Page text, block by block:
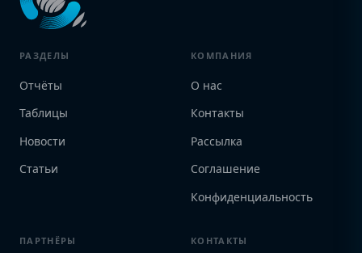
РАЗДЕЛЫ
Отчёты
Таблицы
Новости
Статьи
КОМПАНИЯ
О нас
Контакты
Рассылка
Соглашение
Конфиденциальность
ПАРТНЁРЫ КОНТАКТЫ